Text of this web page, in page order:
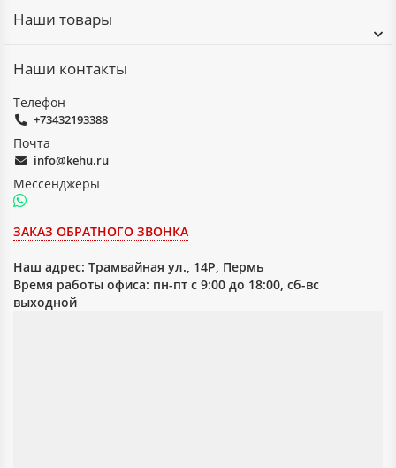
Наши товары
Наши контакты
Телефон
+73432193388
Почта
info@kehu.ru
Мессенджеры
ЗАКАЗ ОБРАТНОГО ЗВОНКА
Наш адрес: Трамвайная ул., 14Р, Пермь
Время работы офиса: пн-пт с 9:00 до 18:00, сб-вс
выходной